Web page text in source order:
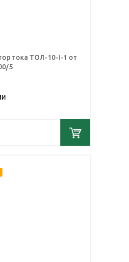
тока ТОЛ-10-I-1 от
5